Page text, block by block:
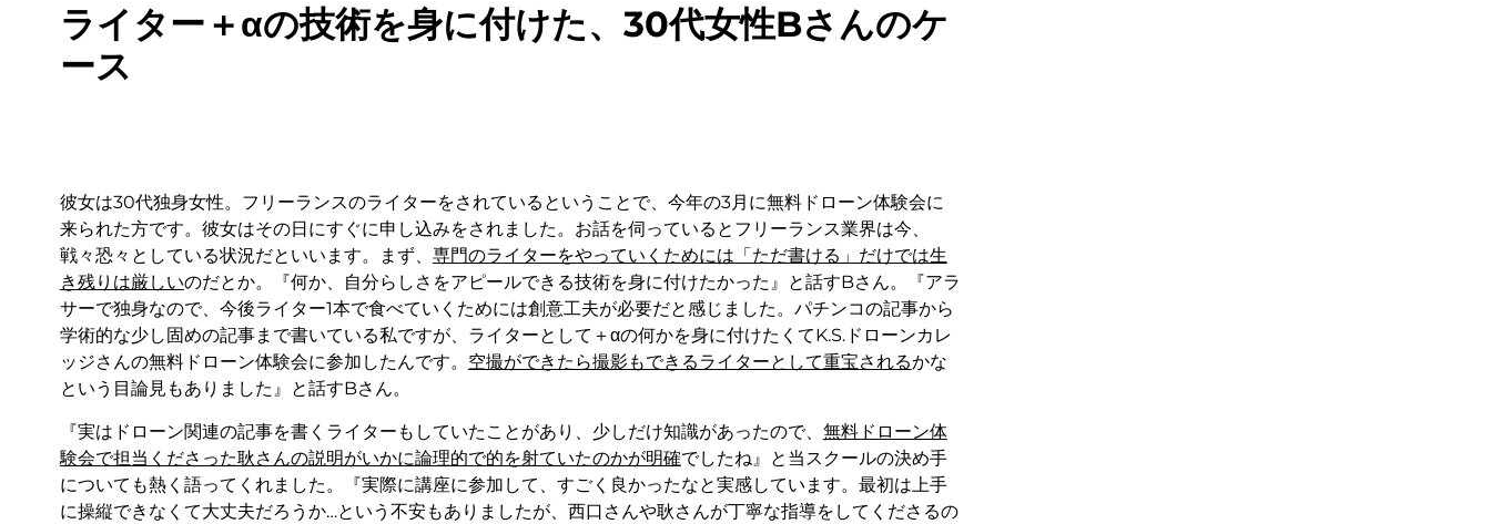
ライター＋αの技術を身に付けた、30代女性Bさんのケ
ース
彼女は30代独身女性。フリーランスのライターをされているということで、今年の3月に無料ドローン体験会に
来られた方です。彼女はその日にすぐに申し込みをされました。お話を伺っているとフリーランス業界は今、
戦々恐々としている状況だといいます。まず、 専門のライターをやっていくためには「ただ書ける」だけでは生
き残りは厳しいのだとか。『何か、自分らしさをアピールできる技術を身に付けたかった』と話すBさん。『アラ
サーで独身なので、今後ライター1本で食べていくためには創意工夫が必要だと感じました。パチンコの記事から
学術的な少し固めの記事まで書いている私ですが、ライターとして＋αの何かを身に付けたくてK.S.ドローンカレ
ッジさんの無料ドローン体験会に参加したんです。 空撮ができたら撮影もできるライターとして重宝されるかな
という目論見もありました』と話すBさん。
『実はドローン関連の記事を書くライターもしていたことがあり、少しだけ知識があったので、 無料ドローン体
験会で担当くださった耿さんの説明がいかに論理的で的を射ていたのかが明確でしたね』と当スクールの決め手
についても熱く語ってくれました。『実際に講座に参加して、すごく良かったなと実感しています。最初は上手
に操縦できなくて大丈夫だろうか…という不安もありましたが、西口さんや耿さんが丁寧な指導をしてくださるの